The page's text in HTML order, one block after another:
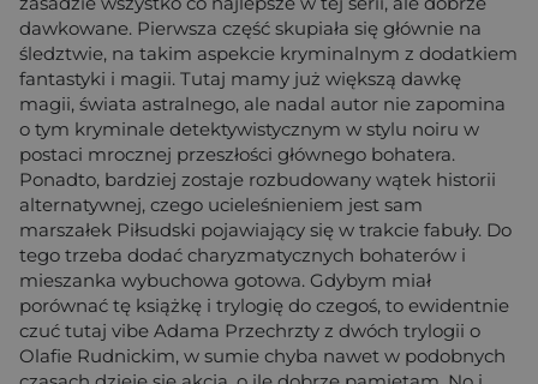
dawkowane. Pierwsza część skupiała się głównie na
śledztwie, na takim aspekcie kryminalnym z dodatkiem
fantastyki i magii. Tutaj mamy już większą dawkę
magii, świata astralnego, ale nadal autor nie zapomina
o tym kryminale detektywistycznym w stylu noiru w
postaci mrocznej przeszłości głównego bohatera.
Ponadto, bardziej zostaje rozbudowany wątek historii
alternatywnej, czego ucieleśnieniem jest sam
marszałek Piłsudski pojawiający się w trakcie fabuły. Do
tego trzeba dodać charyzmatycznych bohaterów i
mieszanka wybuchowa gotowa. Gdybym miał
porównać tę książkę i trylogię do czegoś, to ewidentnie
czuć tutaj vibe Adama Przechrzty z dwóch trylogii o
Olafie Rudnickim, w sumie chyba nawet w podobnych